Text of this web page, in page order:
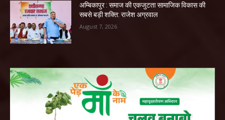
अम्बिकापुर : समाज की एकजुटता सामाजिक विकास की
सबसे बड़ी शक्ति: राजेश अग्रवाल
August 7, 2026